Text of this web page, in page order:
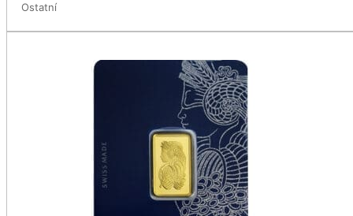
Ostatní